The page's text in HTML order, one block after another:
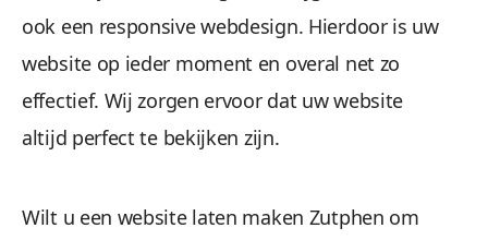
ook een responsive webdesign. Hierdoor is uw
website op ieder moment en overal net zo
effectief. Wij zorgen ervoor dat uw website
altijd perfect te bekijken zijn.
Wilt u een website laten maken Zutphen om
Wees gerust, alle gegevens zijn veilig. We maken